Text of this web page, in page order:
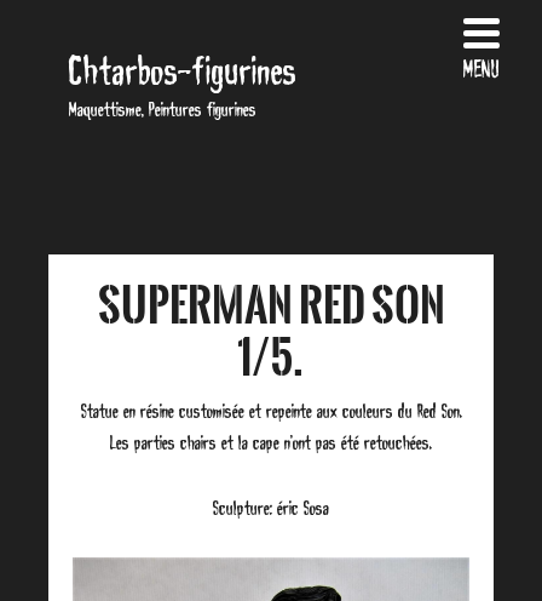
Chtarbos-figurines
Maquettisme, Peintures figurines
Superman Red Son
1/5.
Statue en résine customisée et repeinte aux couleurs du Red Son.
Les parties chairs et la cape n’ont pas été retouchées.
Sculpture: éric Sosa
MENU